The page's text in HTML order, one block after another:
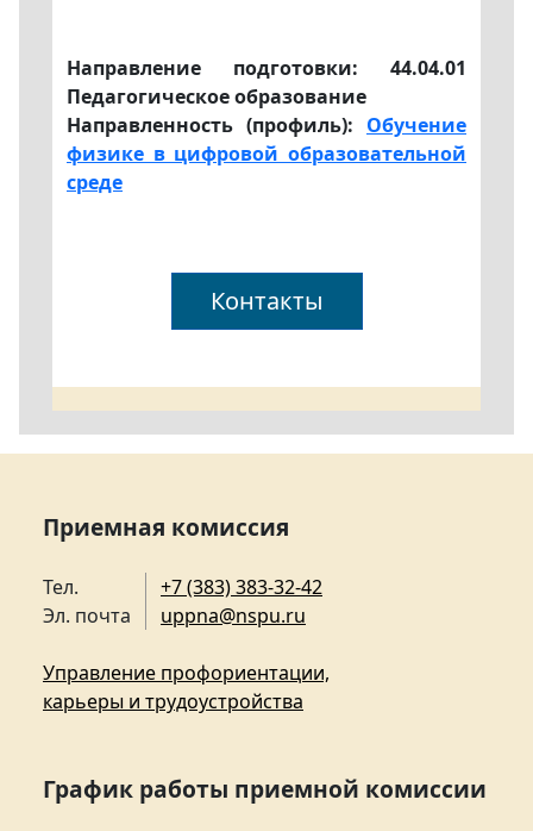
Контакты
Направление подготовки: 44.04.01
Педагогическое образование
Направленность (профиль): Обучение
физике в цифровой образовательной
среде
Приемная комиссия
Тел.
Эл. почта
+7 (383) 383-32-42
uppna@nspu.ru
Управление профориентации,
карьеры и трудоустройства
График работы приемной комиссии